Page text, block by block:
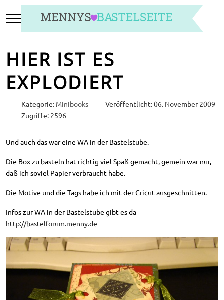
Mobile Menu Toggle
HIER IST ES
EXPLODIERT
Kategorie: Minibooks
Veröffentlicht: 06. November 2009
Zugriffe: 2596
Und auch das war eine WA in der Bastelstube.
Die Box zu basteln hat richtig viel Spaß gemacht, gemein war nur,
daß ich soviel Papier verbraucht habe.
Die Motive und die Tags habe ich mit der Cricut ausgeschnitten.
Infos zur WA in der Bastelstube gibt es da
http://bastelforum.menny.de